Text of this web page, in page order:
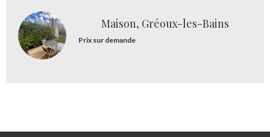
Maison, Gréoux-les-Bains
Prix sur demande